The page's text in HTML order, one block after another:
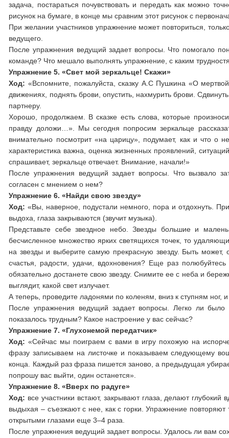
задача, постараться почувствовать и передать как можно
рисунок на бумаге, в конце мы сравним этот рисунок с
При желании участников упражнение может повториться,
ведущего.
После упражнения ведущий задает вопросы. Что помогало
команде? Что мешало выполнять упражнение, с каким
Упражнение 5. «Свет мой зеркальце! Скажи»
Ход: «Вспомните, пожалуйста, сказку А.С Пушкина «О
движениях, поднять брови, опустить, нахмурить брови.
партнеру.
Хорошо, продолжаем. В сказке есть слова, которые
правду доложи…». Мы сегодня попросим зеркальце
внимательно посмотрит «на царицу», подумает, как и что о
характеристика важна, оценка жизненных проявлений,
спрашивает, зеркальце отвечает. Внимание, начали!»
После упражнения ведущий задает вопросы. Что вызвало
согласен с мнением о нем?
Упражнение 6. «Найди свою звезду»
Ход: «Вы, наверное, подустали немного, пора и отдохнуть.
выдоха, глаза закрываются (звучит музыка).
Представьте себе звездное небо. Звезды большие и
бесчисленное множество ярких светящихся точек, то
на звезды и выберите самую прекрасную звезду. Быть
счастья, радости, удачи, вдохновения? Еще раз
обязательно достанете свою звезду. Снимите ее с неба и
выглядит, какой свет излучает.
А теперь, проведите ладонями по коленям, вниз к ступням ног,
После упражнения ведущий задает вопросы. Легко ли было
показалось трудным? Какое настроение у вас сейчас?
Упражнение 7. «Глухонемой передатчик»
Ход: «Сейчас мы поиграем с вами в игру похожую на
фразу записываем на листочке и показываем следующему
конца. Каждый раз фраза пишется заново, а предыдущая
попрошу вас выйти, один останется».
Упражнение 8. «Вверх по радуге»
Ход: все участники встают, закрывают глаза, делают
выдыхая – съезжают с нее, как с горки. Упражнение
открытыми глазами еще 3–4 раза.
После упражнения ведущий задает вопросы. Удалось ли вам